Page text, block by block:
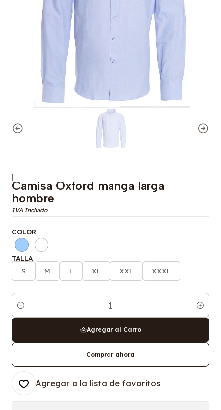
|
Camisa Oxford manga larga
hombre
COLOR
TALLA
S M L XL XXL XXXL
Cantidad
Agregar al Carro
Comprar ahora
Agregar a la lista de favoritos